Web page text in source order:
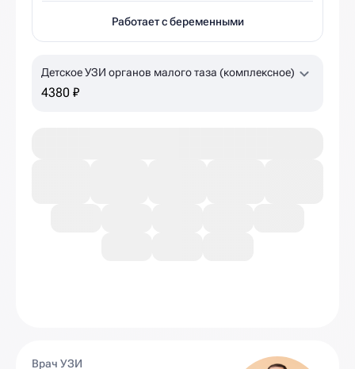
Работает с беременными
Детское УЗИ органов малого таза (комплексное)
4380 ₽
Врач УЗИ